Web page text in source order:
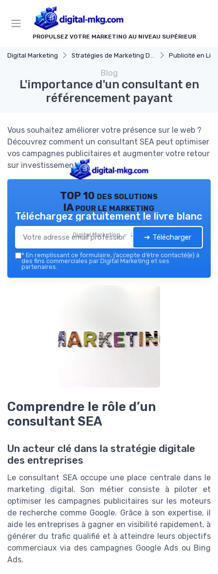
PROPULSEZ VOTRE MARKETING AU NIVEAU SUPÉRIEUR
Digital Marketing Stratégies de Marketing Digital Publicité en Ligne
Blog
L'importance d'un consultant en
référencement payant
Vous souhaitez améliorer votre présence sur le web ?
Découvrez comment un consultant SEA peut optimiser
vos campagnes publicitaires et augmenter votre retour
sur investissement.
TOP 10 des solutions
IA pour le marketing
Digital Marketing — 2026
Téléchargez gratuitement le livre blanc
➔ Télécharger
* En remplissant ce formulaire, j’accepte d’être contacté(e) à
des fins commerciales par Digital Marketing et ses
partenaires.
Comprendre le rôle d’un
consultant SEA
Un acteur clé dans la stratégie digitale
des entreprises
Le consultant SEA occupe une place centrale dans le
marketing digital. Son métier consiste à piloter et
optimiser les campagnes publicitaires sur les moteurs
de recherche comme Google. Grâce à son expertise, il
aide les entreprises à gagner en visibilité rapidement, à
générer du trafic qualifié et à atteindre leurs objectifs
commerciaux via des campagnes Google Ads ou Bing
Ads.
Panneau de gestion des cookies